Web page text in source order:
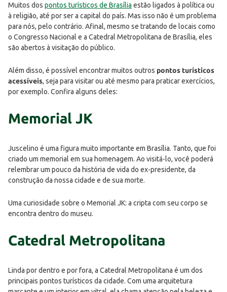
Muitos dos pontos turísticos de Brasília estão ligados à política ou
à religião, até por ser a capital do país. Mas isso não é um problema
para nós, pelo contrário. Afinal, mesmo se tratando de locais como
o Congresso Nacional e a Catedral Metropolitana de Brasília, eles
são abertos à visitação do público.
Além disso, é possível encontrar muitos outros pontos turísticos
acessíveis, seja para visitar ou até mesmo para praticar exercícios,
por exemplo. Confira alguns deles:
Memorial JK
Juscelino é uma figura muito importante em Brasília. Tanto, que foi
criado um memorial em sua homenagem. Ao visitá-lo, você poderá
relembrar um pouco da história de vida do ex-presidente, da
construção da nossa cidade e de sua morte.
Uma curiosidade sobre o Memorial JK: a cripta com seu corpo se
encontra dentro do museu.
Catedral Metropolitana
Linda por dentro e por fora, a Catedral Metropolitana é um dos
principais pontos turísticos da cidade. Com uma arquitetura